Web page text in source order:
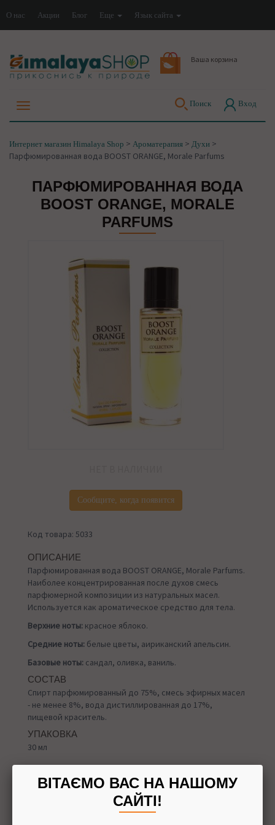
О нас Акции Блог Еще Язык сайта
Ваша корзина
Поиск Вход
Интернет магазин Himalaya Shop > Ароматерапия > Духи >
Парфюмированная вода BOOST ORANGE, Morale Parfums
ПАРФЮМИРОВАННАЯ ВОДА
BOOST ORANGE, MORALE
PARFUMS
Сообщите, когда появится
Код товара: 5033
ОПИСАНИЕ
Парфюмированная вода BOOST ORANGE, Morale Parfums.
Наиболее концентрированная после духов смесь
парфюмерной композиции из натуральных масел.
Используется как ароматическое средство для тела.
Верхние ноты: красное яблоко.
Средние ноты: белые цветы, аириканский апельсин.
Базовые ноты: сандал, оливка, ваниль.
СОСТАВ
Спирт парфюмированный до 75%, смесь эфирных масел
- не менее 8%, вода дистиллированная до 17%,
пищевой краситель.
УПАКОВКА
30 мл
Назад в Духи
ВІТАЄМО ВАС НА НАШОМУ
САЙТІ!